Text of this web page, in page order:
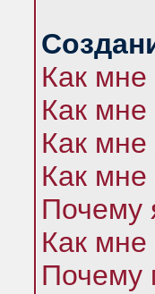
Как
Как мне
Как
Как мне
Почему
Как мне
Почему